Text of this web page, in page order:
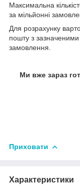
Максимальна
за мільйонні
Для розрахунку
пошту з зазначеними
замовлення.
Ми вже зараз
Приховати
Характеристики